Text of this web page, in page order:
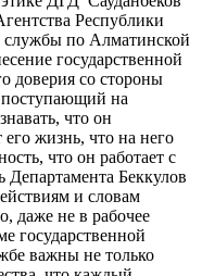
Республики
службы по Алматинской
государственной
доверия со стороны
поступающий на
что он
жизнь, что на него
что он работает с
Беккулов
и словам
даже не в рабочее
государственной
важны не только